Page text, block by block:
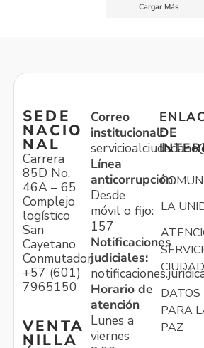
Cargar Más
SEDE
NACIO
NAL
Carrera
85D No.
46A – 65
Complejo
logístico
San
Cayetano
Conmutador:
+57 (601)
7965150
VENTA
NILLA
Correo
institucional:
Línea
anticorrupción:
Desde
móvil o fijo:
157
Notificaciones
judiciales:
Horario de
atención
Lunes a
viernes
DE
LA
DATOS
PARA
PAZ